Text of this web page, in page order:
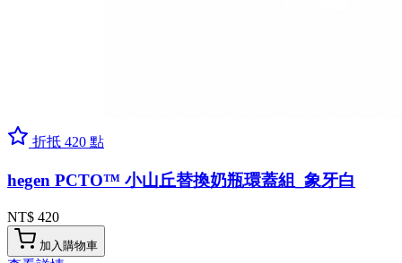
折抵 420 點
hegen PCTO™ 小山丘替換奶瓶環蓋組_象牙白
NT$ 420
加入購物車